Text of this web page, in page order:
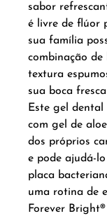
sabor
é livre de flúor
sua família
combinação
textura
sua boca
Este gel
com gel de
dos próprios
e pode ajudá-
placa
uma rotina de
Forever